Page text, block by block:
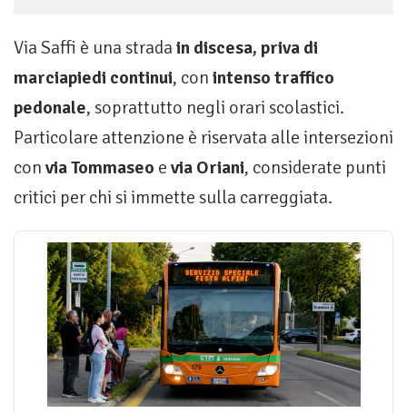
Via Saffi è una strada in discesa, priva di
marciapiedi continui, con intenso traffico
pedonale, soprattutto negli orari scolastici.
Particolare attenzione è riservata alle intersezioni
con via Tommaseo e via Oriani, considerate punti
critici per chi si immette sulla carreggiata.